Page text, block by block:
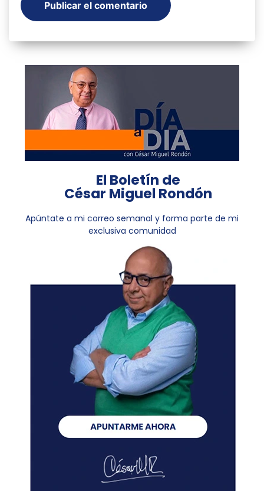
El Boletín de
César Miguel Rondón
Apúntate a mi correo semanal y forma parte de mi
exclusiva comunidad